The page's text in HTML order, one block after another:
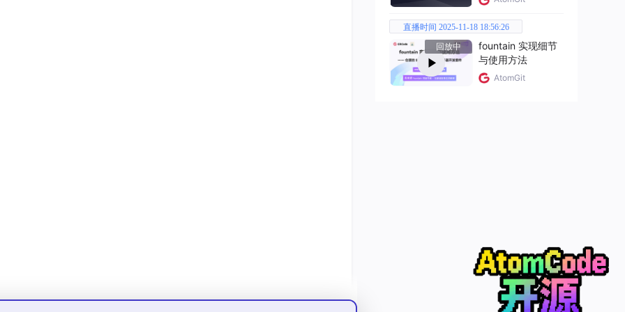
直播时间 2025-11-18 18:56:26
回放中
fountain 实现细节
与使用方法
AtomGit